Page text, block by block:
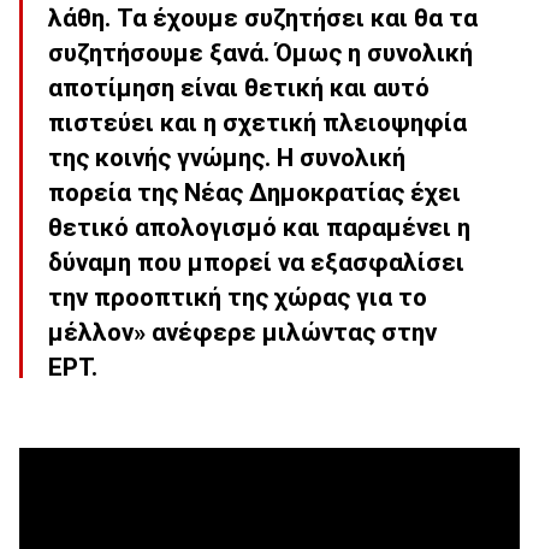
λάθη. Τα έχουμε συζητήσει και θα τα
συζητήσουμε ξανά. Όμως η συνολική
αποτίμηση είναι θετική και αυτό
πιστεύει και η σχετική πλειοψηφία
της κοινής γνώμης. Η συνολική
πορεία της Νέας Δημοκρατίας έχει
θετικό απολογισμό και παραμένει η
δύναμη που μπορεί να εξασφαλίσει
την προοπτική της χώρας για το
μέλλον» ανέφερε μιλώντας στην
ΕΡΤ.